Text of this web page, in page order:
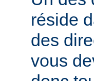
réside
des
vous